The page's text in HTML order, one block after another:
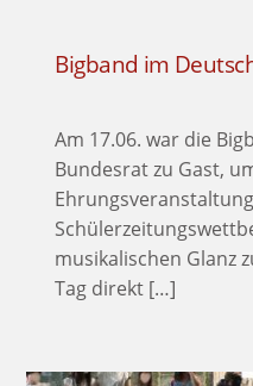
Bigband im
Am 17.06. war die
Bundesrat zu Gast,
musikalischen Glanz
Tag direkt […]